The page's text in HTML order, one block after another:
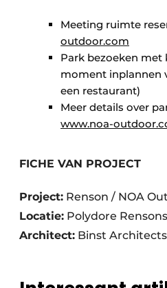
Meeting ruimte
outdoor.com
Park bezoeken met
moment inplannen
een restaurant)
Meer details over
www.noa-
FICHE VAN PROJECT
Project: Renson / NOA
Locatie: Polydore
Architect: Binst Architects